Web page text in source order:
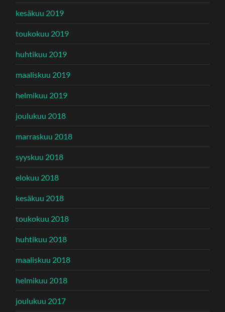
kesäkuu 2019
toukokuu 2019
huhtikuu 2019
maaliskuu 2019
helmikuu 2019
joulukuu 2018
marraskuu 2018
syyskuu 2018
elokuu 2018
kesäkuu 2018
toukokuu 2018
huhtikuu 2018
maaliskuu 2018
helmikuu 2018
joulukuu 2017